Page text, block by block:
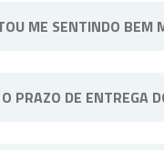
entregas
ME SENTINDO BEM
PRAZO DE ENTREGA